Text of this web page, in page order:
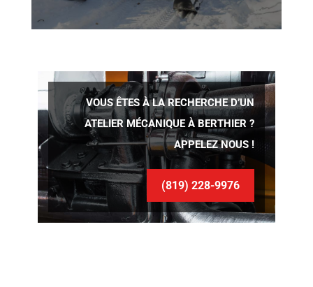
VOUS ÊTES À LA RECHERCHE D’UN
ATELIER MÉCANIQUE À BERTHIER ?
APPELEZ NOUS !
(819) 228-9976